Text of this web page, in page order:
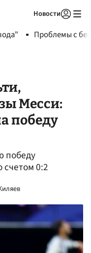
Новости
Проблемы с
Месси:
победу
победу
счетом 0:2